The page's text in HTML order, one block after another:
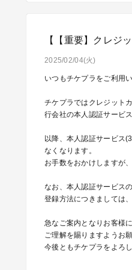
【【重要】クレジ
2025/02/04(火)
いつもチケプラをご利用
チケプラではクレジット
行会社の本人認証サービ
以降、本人認証サービス
なくなります。
お手数をおかけしますが
なお、本人認証サービス
登録方法につきましては
急なご案内となりお客様
ご理解を賜りますようお
今後ともチケプラをよろ